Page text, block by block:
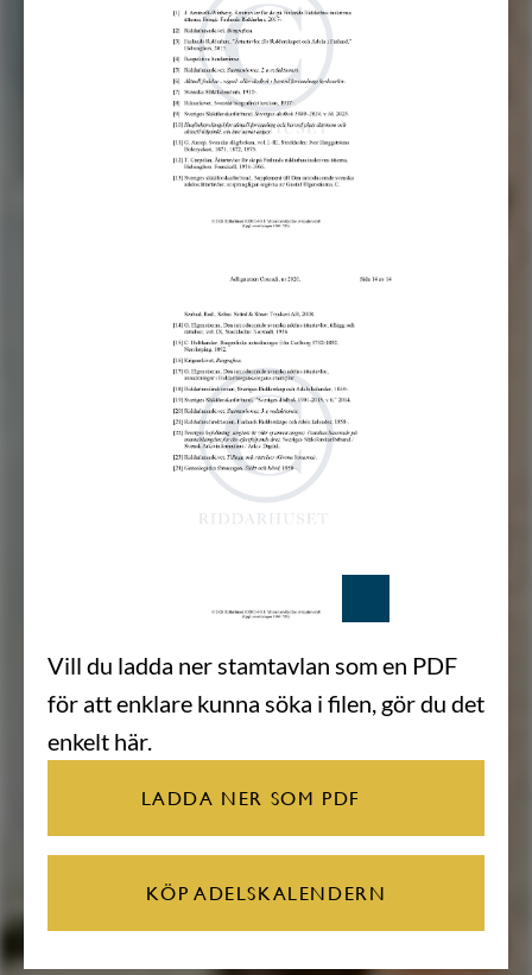
Vill du ladda ner stamtavlan som en PDF
för att enklare kunna söka i filen, gör du det
enkelt här.
LADDA NER SOM PDF
KÖP ADELSKALENDERN